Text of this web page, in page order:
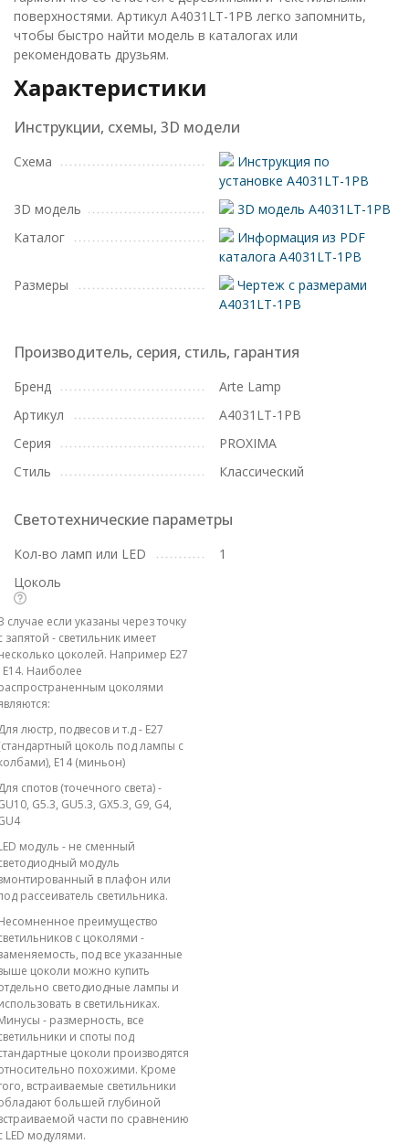
поверхностями. Артикул A4031LT-1PB легко запомнить,
чтобы быстро найти модель в каталогах или
рекомендовать друзьям.
Характеристики
Инструкции, схемы, 3D модели
Схема
Инструкция по
установке A4031LT-1PB
3D модель
3D модель A4031LT-1PB
Каталог
Информация из PDF
каталога A4031LT-1PB
Размеры
Чертеж с размерами
A4031LT-1PB
Производитель, серия, стиль, гарантия
Бренд
Arte Lamp
Артикул
A4031LT-1PB
Серия
PROXIMA
Стиль
Классический
Светотехнические параметры
Кол-во ламп или LED
1
Цоколь
случае если указаны через точку
запятой - светильник имеет
цоколей. Например E27
E14. Наиболее
цоколями
люстр, подвесов и т.д - E27
цоколь под лампы с
E14 (миньон)
спотов (точечного света) -
G5.3, GU5.3, GX5.3, G9, G4,
модуль - не сменный
модуль
в плафон или
рассеиватель светильника.
преимущество
с цоколями -
под все указанные
цоколи можно купить
светодиодные лампы и
в светильниках.
- размерность, все
и споты под
цоколи производятся
похожими. Кроме
встраиваемые светильники
большей глубиной
части по сравнению
LED модулями.